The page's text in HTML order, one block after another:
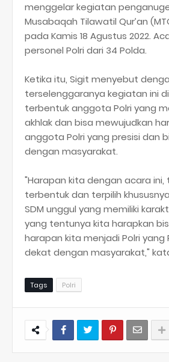
menggelar kegiatan
Musabaqah Tilawatil Qur’an
pada Kamis 18 Agustus 2022.
personel Polri dari 34 Polda.
Ketika itu, Sigit menyebut
terselenggaranya kegiatan ini
terbentuk anggota Polri yang
akhlak dan bisa mewujudkan
anggota Polri yang presisi dan
dengan masyarakat.
"Harapan kita dengan acara
terbentuk dan terpilih
SDM unggul yang memiliki
yang tentunya kita harapkan
harapan kita menjadi Polri yang
dekat dengan masyarakat,"
Tags Polri